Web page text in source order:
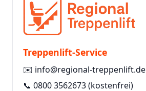
Treppenlift-Service
✉️ info@regional-treppenlift.de
📞 0800 3562673(kostenfrei)